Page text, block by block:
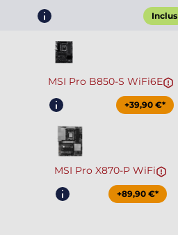
Inclus
MSI Pro B850-S WiFi6E
+39,90 €*
MSI Pro X870-P WiFi
+89,90 €*